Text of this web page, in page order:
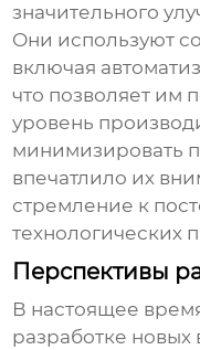
значительного
Они используют
включая
что позволяет им
уровень
минимизировать
впечатлило их
стремление к
технологических
Перспективы
В настоящее
разработке новых